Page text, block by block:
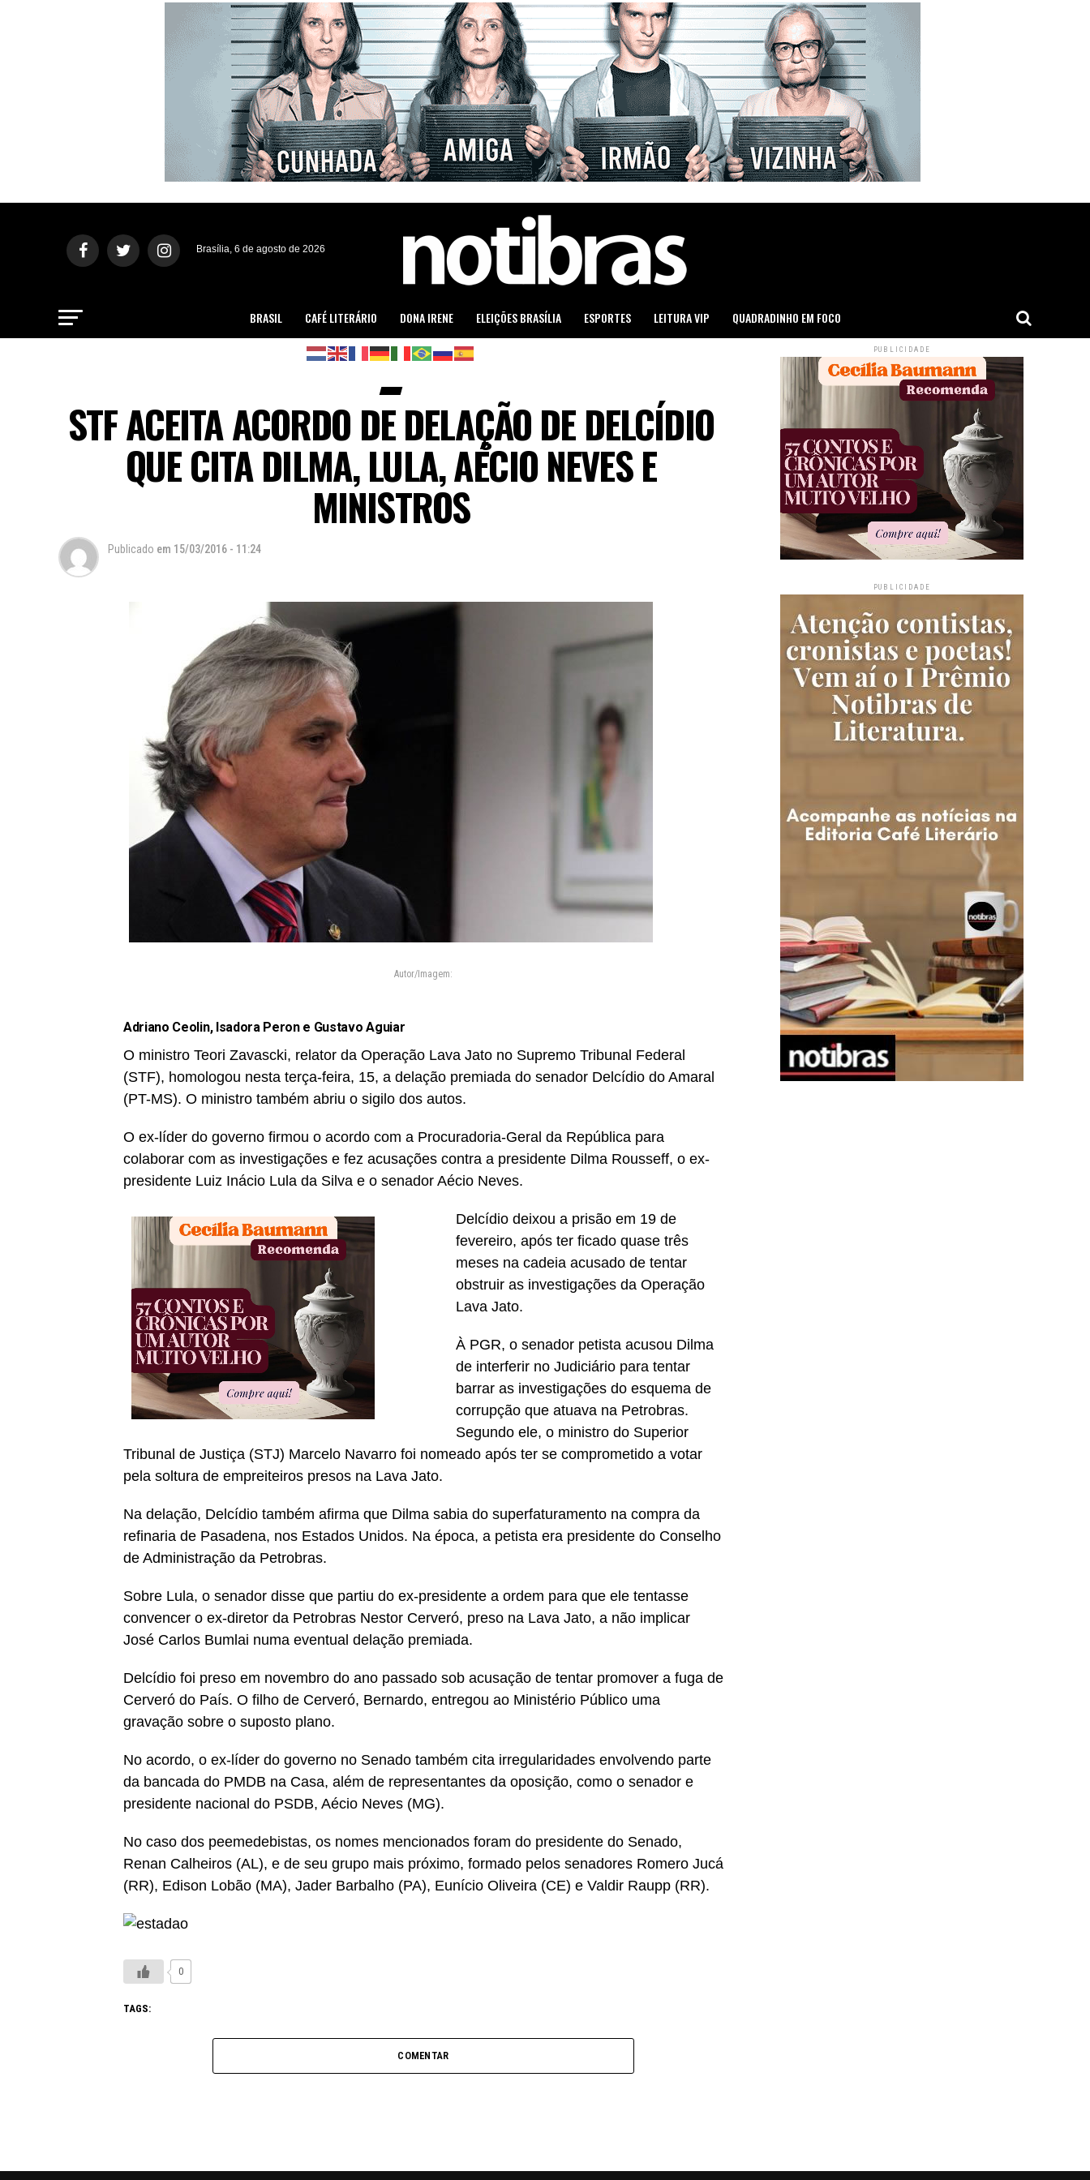
Brasília, 6 de agosto de 2026
BRASIL CAFÉ LITERÁRIO DONA IRENE ELEIÇÕES BRASÍLIA ESPORTES LEITURA VIP QUADRADINHO EM FOCO
STF ACEITA ACORDO DE DELAÇÃO DE DELCÍDIO
QUE CITA DILMA, LULA, AÉCIO NEVES E
MINISTROS
Publicado em 15/03/2016 - 11:24
Autor/Imagem:
Adriano Ceolin, Isadora Peron e Gustavo Aguiar
O ministro Teori Zavascki, relator da Operação Lava Jato no Supremo Tribunal Federal
(STF), homologou nesta terça-feira, 15, a delação premiada do senador Delcídio do Amaral
(PT-MS). O ministro também abriu o sigilo dos autos.
O ex-líder do governo firmou o acordo com a Procuradoria-Geral da República para
colaborar com as investigações e fez acusações contra a presidente Dilma Rousseff, o ex-
presidente Luiz Inácio Lula da Silva e o senador Aécio Neves.
Delcídio deixou a prisão em 19 de
fevereiro, após ter ficado quase três
meses na cadeia acusado de tentar
obstruir as investigações da Operação
Lava Jato.
À PGR, o senador petista acusou Dilma
de interferir no Judiciário para tentar
barrar as investigações do esquema de
corrupção que atuava na Petrobras.
Segundo ele, o ministro do Superior
Tribunal de Justiça (STJ) Marcelo Navarro foi nomeado após ter se comprometido a votar
pela soltura de empreiteiros presos na Lava Jato.
Na delação, Delcídio também afirma que Dilma sabia do superfaturamento na compra da
refinaria de Pasadena, nos Estados Unidos. Na época, a petista era presidente do Conselho
de Administração da Petrobras.
Sobre Lula, o senador disse que partiu do ex-presidente a ordem para que ele tentasse
convencer o ex-diretor da Petrobras Nestor Cerveró, preso na Lava Jato, a não implicar
José Carlos Bumlai numa eventual delação premiada.
Delcídio foi preso em novembro do ano passado sob acusação de tentar promover a fuga de
Cerveró do País. O filho de Cerveró, Bernardo, entregou ao Ministério Público uma
gravação sobre o suposto plano.
No acordo, o ex-líder do governo no Senado também cita irregularidades envolvendo parte
da bancada do PMDB na Casa, além de representantes da oposição, como o senador e
presidente nacional do PSDB, Aécio Neves (MG).
No caso dos peemedebistas, os nomes mencionados foram do presidente do Senado,
Renan Calheiros (AL), e de seu grupo mais próximo, formado pelos senadores Romero Jucá
(RR), Edison Lobão (MA), Jader Barbalho (PA), Eunício Oliveira (CE) e Valdir Raupp (RR).
0
TAGS:
COMENTAR
PUBLICIDADE
PUBLICIDADE